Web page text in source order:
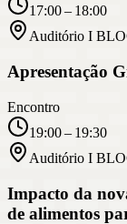
17:00 – 18:00
Auditório I
Apresentação
Encontro
19:00 – 19:30
Auditório I
Impacto da
de alimentos